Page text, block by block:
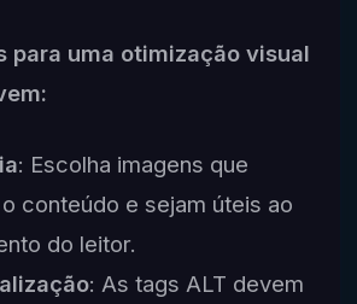
para uma otimização visual
: Escolha imagens que
conteúdo e sejam úteis ao
do leitor.
: As tags ALT devem